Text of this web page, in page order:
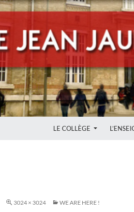
LE COLLÈGE
3024 × 3024 WE ARE HERE !